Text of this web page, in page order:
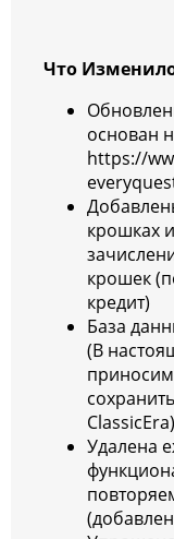
Что
основан
https://
крошках
крошек
кредит)
База
(В
ClassicEra)
Удалена